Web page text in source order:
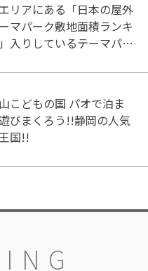
リアにある「日本の屋外
マパーク敷地面積ランキ
入りしているテーマパー
こどもの国 パオで泊ま
びまくろう!!静岡の人気
国!!